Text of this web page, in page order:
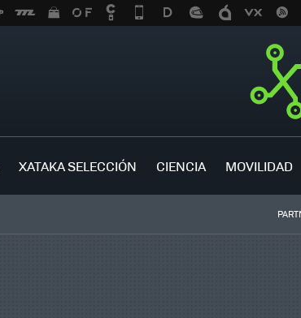
XATAKA SELECCIÓN CIENCIA MOVILIDAD